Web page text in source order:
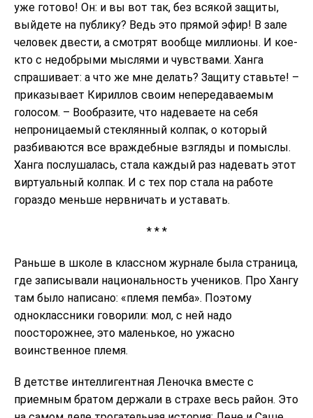
уже готово! Он: и вы вот так, без всякой защиты,
выйдете на публику? Ведь это прямой эфир! В зале
человек двести, а смотрят вообще миллионы. И кое-
кто с недобрыми мыслями и чувствами. Ханга
спрашивает: а что же мне делать? Защиту ставьте! –
приказывает Кириллов своим непередаваемым
голосом. – Вообразите, что надеваете на себя
непроницаемый стеклянный колпак, о который
разбиваются все враждебные взгляды и помыслы.
Ханга послушалась, стала каждый раз надевать этот
виртуальный колпак. И с тех пор стала на работе
гораздо меньше нервничать и уставать.
* * *
Раньше в школе в классном журнале была страница,
где записывали национальность учеников. Про Хангу
там было написано: «племя пемба». Поэтому
одноклассники говорили: мол, с ней надо
поосторожнее, это маленькое, но ужасно
воинственное племя.
В детстве интеллигентная Леночка вместе с
приемным братом держали в страхе весь район. Это